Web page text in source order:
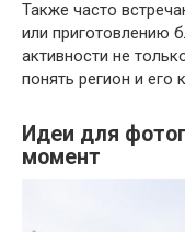
Также часто
или приготовлению
активности не
понять регион и его
Идеи для
момент